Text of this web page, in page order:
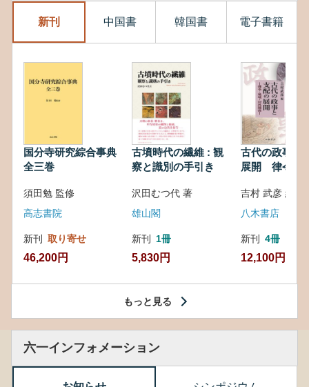
新刊 中国書 韓国書 電子書籍
国分寺研究綜合事典
全三巻
須田勉 監修
高志書院
新刊 取り寄せ
46,200円
古墳時代の繊維 : 観
察と識別の手引き
沢田むつ代 著
雄山閣
新刊 1冊
5,830円
古代の政事と
展開 律令・
吉村 武彦 編集
八木書店
新刊 4冊
12,100円
もっと見る
六一インフォメーション